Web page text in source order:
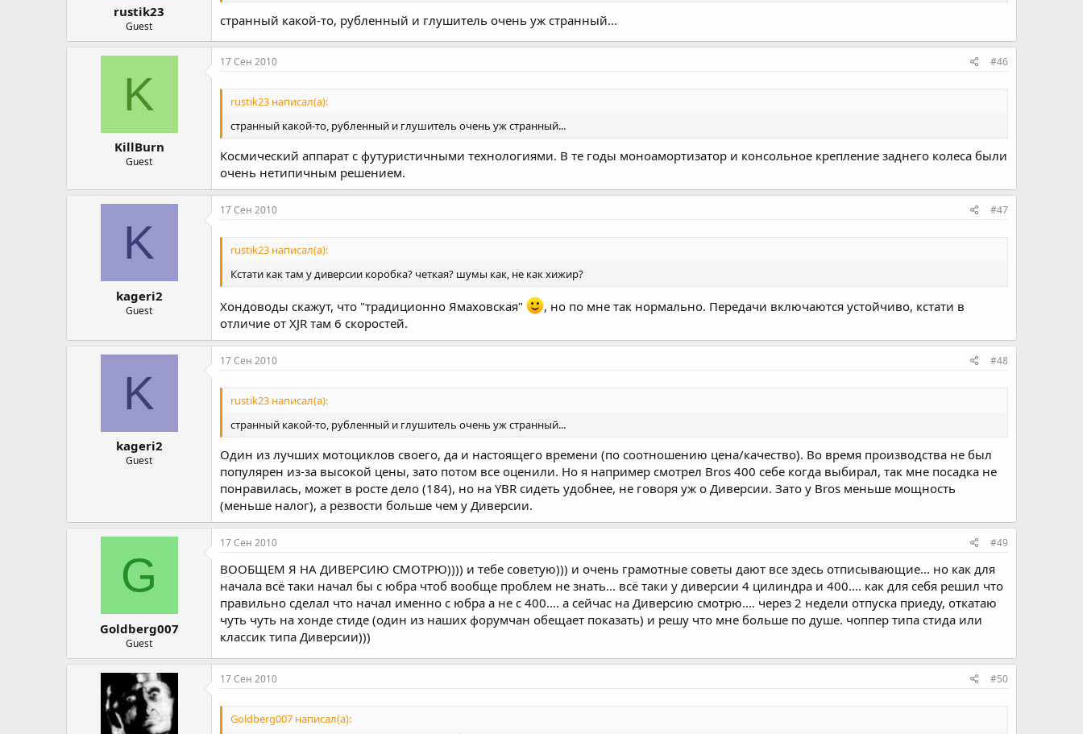
rustik23
Guest странный какой-то, рубленный и глушитель очень уж странный...
K
KillBurn
Guest
17 Сен 2010 #46
rustik23 написал(а):
странный какой-то, рубленный и глушитель очень уж странный...
Космический аппарат с футуристичными технологиями. В те годы моноамортизатор и консольное крепление заднего колеса были
очень нетипичным решением.
K
kageri2
Guest
17 Сен 2010 #47
rustik23 написал(а):
Кстати как там у диверсии коробка? четкая? шумы как, не как хижир?
Хондоводы скажут, что "традиционно Ямаховская"
, но по мне так нормально. Передачи включаются устойчиво, кстати в
отличие от XJR там 6 скоростей.
K
kageri2
Guest
17 Сен 2010 #48
rustik23 написал(а):
странный какой-то, рубленный и глушитель очень уж странный...
Один из лучших мотоциклов своего, да и настоящего времени (по соотношению цена/качество). Во время производства не был
популярен из-за высокой цены, зато потом все оценили. Но я например смотрел Bros 400 себе когда выбирал, так мне посадка не
понравилась, может в росте дело (184), но на YBR сидеть удобнее, не говоря уж о Диверсии. Зато у Bros меньше мощность
(меньше налог), а резвости больше чем у Диверсии.
G
Goldberg007
Guest
17 Сен 2010 #49
ВООБЩЕМ Я НА ДИВЕРСИЮ СМОТРЮ)))) и тебе советую))) и очень грамотные советы дают все здесь отписывающие... но как для
начала всё таки начал бы с юбра чтоб вообще проблем не знать... всё таки у диверсии 4 цилиндра и 400.... как для себя решил что
правильно сделал что начал именно с юбра а не с 400.... а сейчас на Диверсию смотрю.... через 2 недели отпуска приеду, откатаю
чуть чуть на хонде стиде (один из наших форумчан обещает показать) и решу что мне больше по душе. чоппер типа стида или
классик типа Диверсии)))
17 Сен 2010 #50
Goldberg007 написал(а):